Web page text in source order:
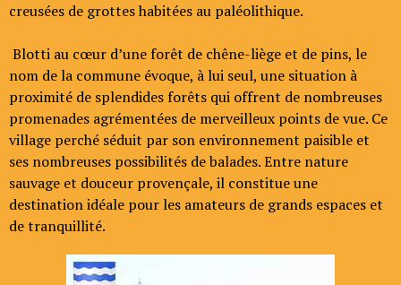
creusées de grottes habitées au paléolithique.
Blotti au cœur d’une forêt de chêne-liège et de pins, le
nom de la commune évoque, à lui seul, une situation à
proximité de splendides forêts qui offrent de nombreuses
promenades agrémentées de merveilleux points de vue. Ce
village perché séduit par son environnement paisible et
ses nombreuses possibilités de balades. Entre nature
sauvage et douceur provençale, il constitue une
destination idéale pour les amateurs de grands espaces et
de tranquillité.